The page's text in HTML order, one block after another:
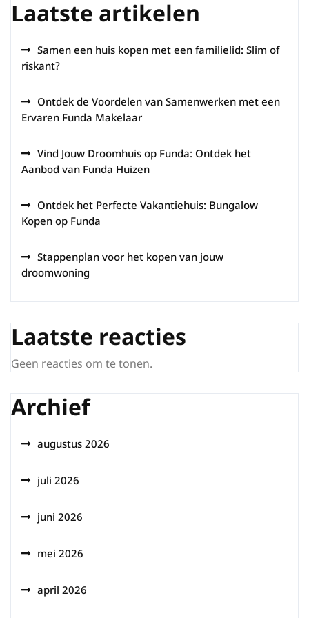
Laatste artikelen
Samen een huis kopen met een familielid: Slim of
riskant?
Ontdek de Voordelen van Samenwerken met een
Ervaren Funda Makelaar
Vind Jouw Droomhuis op Funda: Ontdek het
Aanbod van Funda Huizen
Ontdek het Perfecte Vakantiehuis: Bungalow
Kopen op Funda
Stappenplan voor het kopen van jouw
droomwoning
Laatste reacties
Geen reacties om te tonen.
Archief
augustus 2026
juli 2026
juni 2026
mei 2026
april 2026